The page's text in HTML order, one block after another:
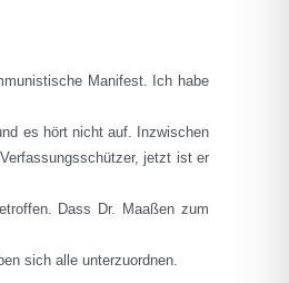
Manifest. Ich habe
es hört nicht auf. Inzwischen
jetzt ist er
Dass Dr. Maaßen zum
sich alle unterzuordnen.